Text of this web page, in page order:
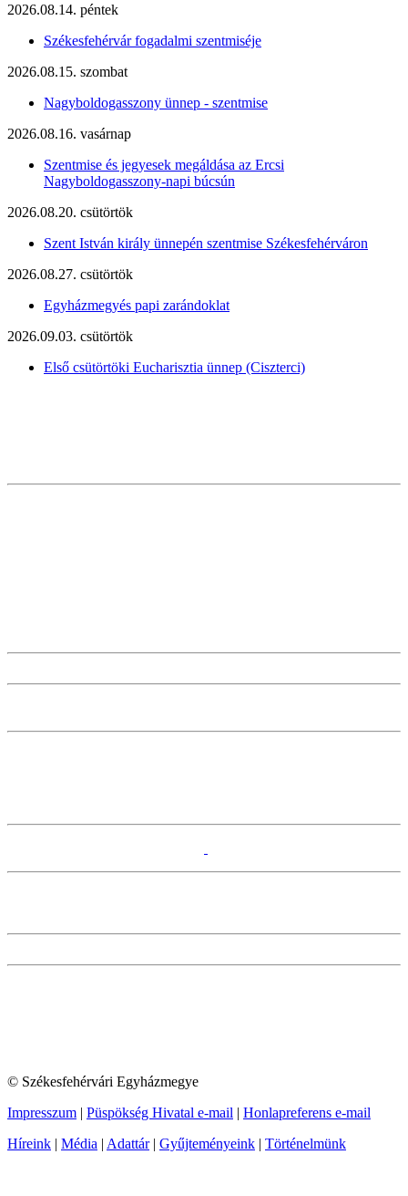
2026.08.14. péntek
Székesfehérvár fogadalmi szentmiséje
2026.08.15. szombat
Nagyboldogasszony ünnep - szentmise
2026.08.16. vasárnap
Szentmise és jegyesek megáldása az Ercsi
Nagyboldogasszony-napi búcsún
2026.08.20. csütörtök
Szent István király ünnepén szentmise Székesfehérváron
2026.08.27. csütörtök
Egyházmegyés papi zarándoklat
2026.09.03. csütörtök
Első csütörtöki Eucharisztia ünnep (Ciszterci)
© Székesfehérvári Egyházmegye
Impresszum | Püspökség Hivatal e-mail | Honlapreferens e-mail
Híreink | Média | Adattár| Gyűjteményeink | Történelmünk